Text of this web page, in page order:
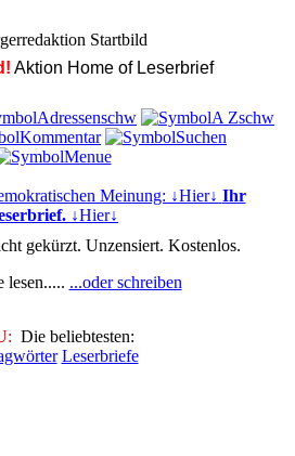
Aktion Home of Leserbrief
Meinung: ↓Hier↓ Ihr
↓Hier↓
gekürzt. Unzensiert. Kostenlos.
lesen..... ...oder schreiben
Die beliebtesten:
Leserbriefe